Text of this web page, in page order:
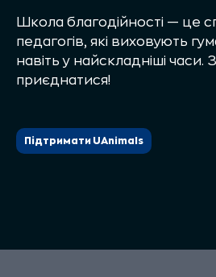
Школа благодійності — це
педагогів, які виховують
навіть у найскладніші
приєднатися!
Підтримати UAnimals